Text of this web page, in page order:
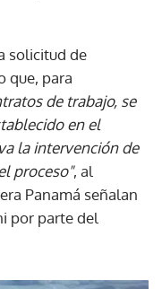
solicitud de
que, para
de trabajo, se
en el
la intervención de
proceso", al
Panamá señalan
por parte del